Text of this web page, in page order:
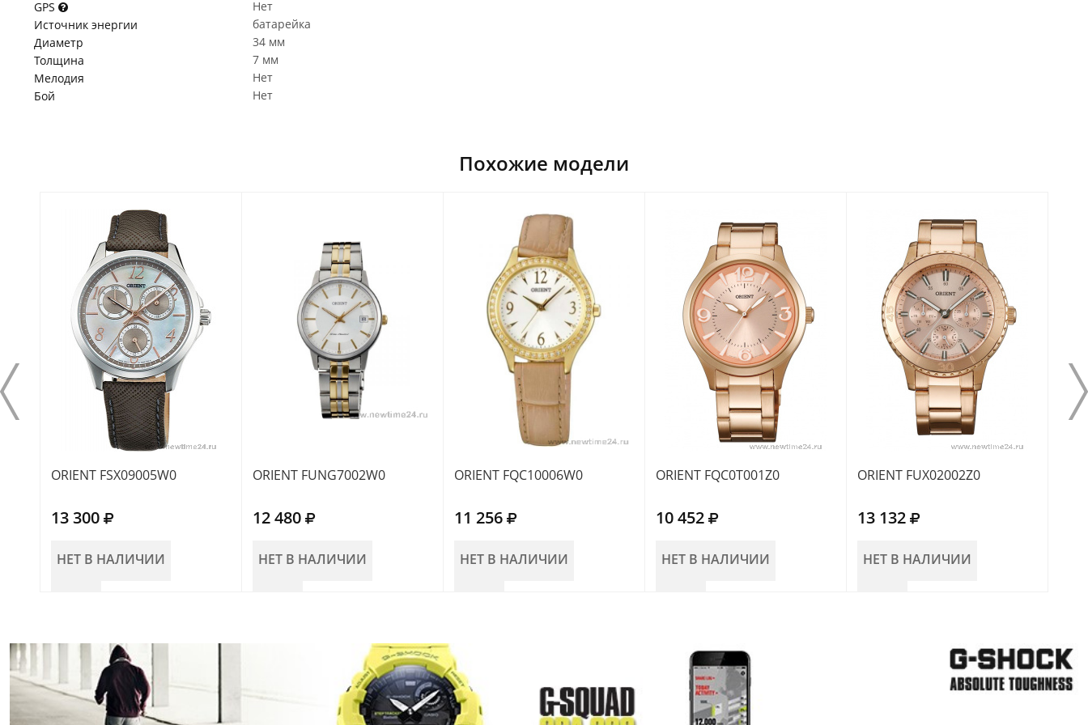
GPS
Нет
Источник энергии
батарейка
Диаметр
34 мм
Толщина
7 мм
Мелодия
Нет
Бой
Нет
Похожие модели
ORIENT FSX09005W0
13 300
НЕТ В НАЛИЧИИ
ORIENT FUNG7002W0
12 480
НЕТ В НАЛИЧИИ
ORIENT FQC10006W0
11 256
НЕТ В НАЛИЧИИ
ORIENT FQC0T001Z0
10 452
НЕТ В НАЛИЧИИ
ORIENT FUX02002Z0
13 132
НЕТ В НАЛИЧИИ